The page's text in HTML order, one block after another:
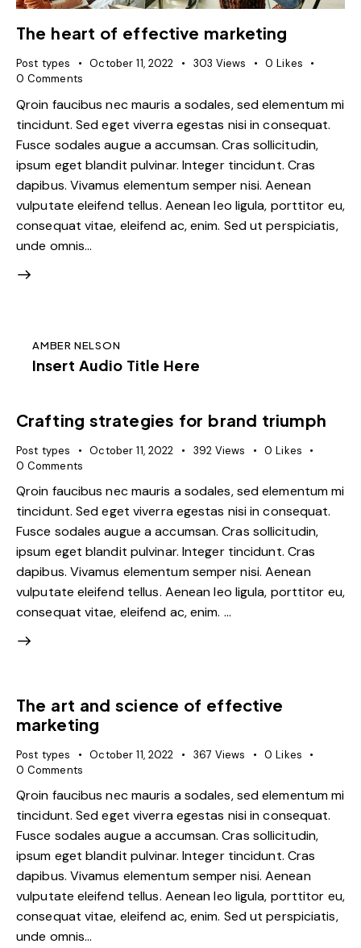
The heart of effective marketing
Post types October 11, 2022 303 Views 0 Likes
0 Comments
Qroin faucibus nec mauris a sodales, sed elementum mi
tincidunt. Sed eget viverra egestas nisi in consequat.
Fusce sodales augue a accumsan. Cras sollicitudin,
ipsum eget blandit pulvinar. Integer tincidunt. Cras
dapibus. Vivamus elementum semper nisi. Aenean
vulputate eleifend tellus. Aenean leo ligula, porttitor eu,
consequat vitae, eleifend ac, enim. Sed ut perspiciatis,
unde omnis…
AMBER NELSON
Insert Audio Title Here
Crafting strategies for brand triumph
Post types October 11, 2022 392 Views 0 Likes
0 Comments
Qroin faucibus nec mauris a sodales, sed elementum mi
tincidunt. Sed eget viverra egestas nisi in consequat.
Fusce sodales augue a accumsan. Cras sollicitudin,
ipsum eget blandit pulvinar. Integer tincidunt. Cras
dapibus. Vivamus elementum semper nisi. Aenean
vulputate eleifend tellus. Aenean leo ligula, porttitor eu,
consequat vitae, eleifend ac, enim. …
The art and science of effective
marketing
Post types October 11, 2022 367 Views 0 Likes
0 Comments
Qroin faucibus nec mauris a sodales, sed elementum mi
tincidunt. Sed eget viverra egestas nisi in consequat.
Fusce sodales augue a accumsan. Cras sollicitudin,
ipsum eget blandit pulvinar. Integer tincidunt. Cras
dapibus. Vivamus elementum semper nisi. Aenean
vulputate eleifend tellus. Aenean leo ligula, porttitor eu,
consequat vitae, eleifend ac, enim. Sed ut perspiciatis,
unde omnis…